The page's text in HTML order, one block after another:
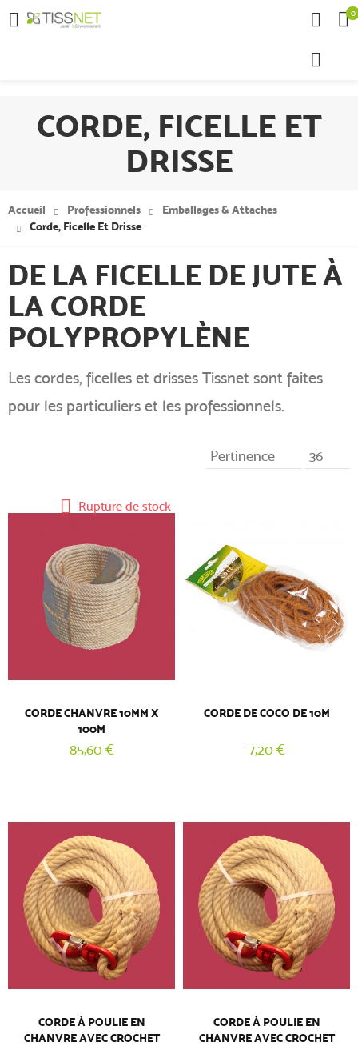
 0
CORDE, FICELLE ET
DRISSE
Accueil Professionnels
Emballages & Attaches
Corde, Ficelle Et Drisse
DE LA FICELLE DE JUTE À
LA CORDE
POLYPROPYLÈNE
Les cordes, ficelles et drisses Tissnet sont faites
pour les particuliers et les professionnels.
Pertinence 36
CORDE CHANVRE 10MM X
100M
85,60 €
Rupture de stock
CORDE DE COCO DE 10M
7,20 €
CORDE À POULIE EN
CHANVRE AVEC CROCHET
CORDE À POULIE EN
CHANVRE AVEC CROCHET